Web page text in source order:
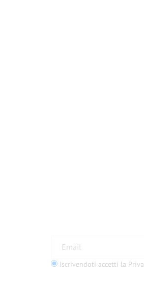
Iscrivendoti accetti la